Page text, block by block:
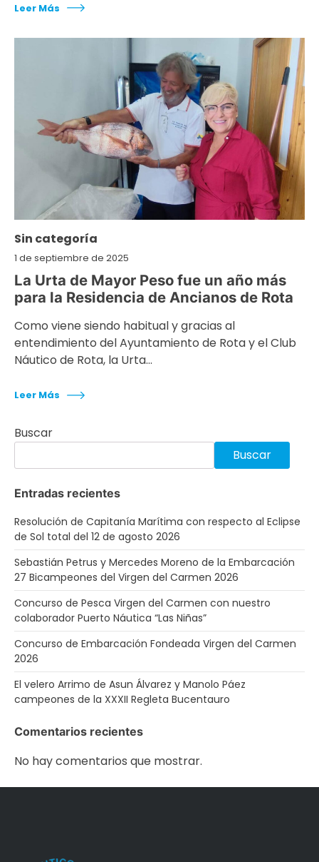
Leer Más
Sin categoría
1 de septiembre de 2025
La Urta de Mayor Peso fue un año más
para la Residencia de Ancianos de Rota
Como viene siendo habitual y gracias al
entendimiento del Ayuntamiento de Rota y el Club
Náutico de Rota, la Urta…
Leer Más
Buscar
Buscar
Entradas recientes
Resolución de Capitanía Marítima con respecto al Eclipse
de Sol total del 12 de agosto 2026
Sebastián Petrus y Mercedes Moreno de la Embarcación
27 Bicampeones del Virgen del Carmen 2026
Concurso de Pesca Virgen del Carmen con nuestro
colaborador Puerto Náutica “Las Niñas”
Concurso de Embarcación Fondeada Virgen del Carmen
2026
El velero Arrimo de Asun Álvarez y Manolo Páez
campeones de la XXXII Regleta Bucentauro
Comentarios recientes
No hay comentarios que mostrar.